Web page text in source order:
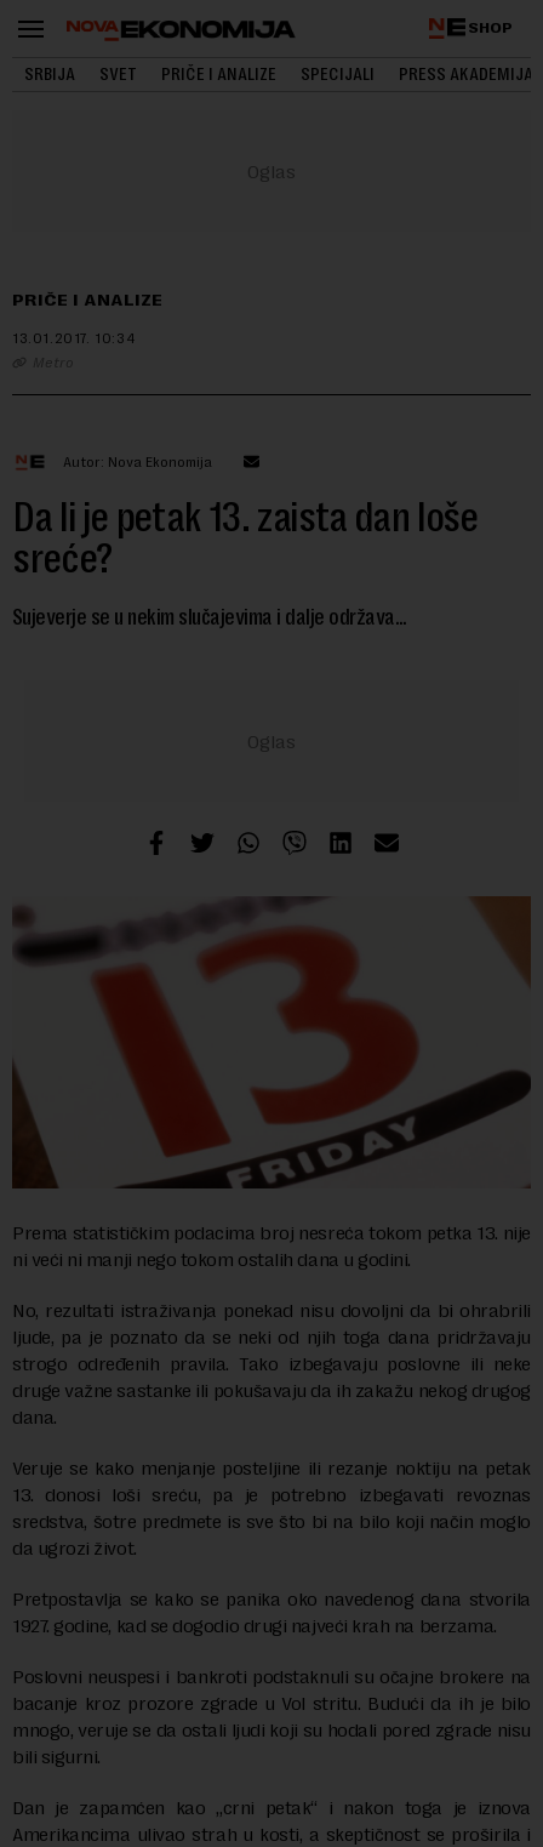
SHOP
SRBIJA SVET PRIČE I ANALIZE SPECIJALI PRESS AKADEMIJA
PRIČE I ANALIZE
13.01.2017. 10:34
Metro
Autor: Nova Ekonomija
Da li je petak 13. zaista dan loše
sreće?
Sujeverje se u nekim slučajevima i dalje održava...
Prema statističkim podacima broj nesreća tokom petka 13. nije
ni veći ni manji nego tokom ostalih dana u godini.
No, rezultati istraživanja ponekad nisu dovoljni da bi ohrabrili
ljude, pa je poznato da se neki od njih toga dana pridržavaju
strogo određenih pravila. Tako izbegavaju poslovne ili neke
druge važne sastanke ili pokušavaju da ih zakažu nekog drugog
dana.
Veruje se kako menjanje posteljine ili rezanje noktiju na petak
13. donosi loši sreću, pa je potrebno izbegavati revoznas
sredstva, šotre predmete is sve što bi na bilo koji način moglo
da ugrozi život.
Pretpostavlja se kako se panika oko navedenog dana stvorila
1927. godine, kad se dogodio drugi najveći krah na berzama.
Poslovni neuspesi i bankroti podstaknuli su očajne brokere na
bacanje kroz prozore zgrade u Vol stritu. Budući da ih je bilo
mnogo, veruje se da ostali ljudi koji su hodali pored zgrade nisu
bili sigurni.
Dan je zapamćen kao „crni petak“ i nakon toga je iznova
Amerikancima ulivao strah u kosti, a skeptičnost se proširila i